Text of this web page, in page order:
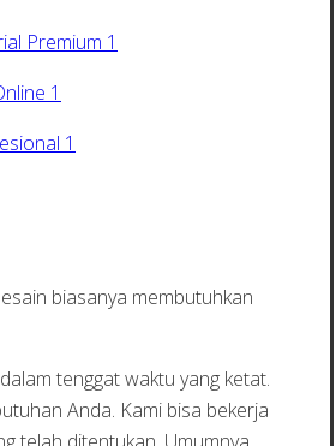
biasanya membutuhkan
tenggat waktu yang ketat.
Anda. Kami bisa bekerja